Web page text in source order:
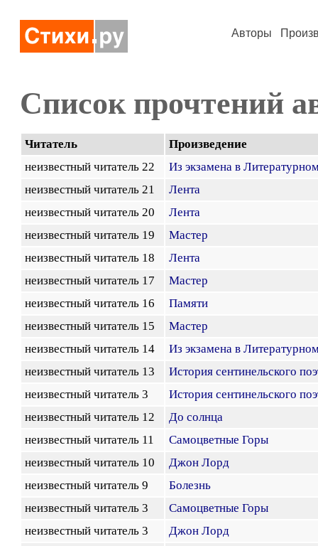
Авторы
Список прочтений
Читатель
Произведение
неизвестный читатель 22
Из экзамена в
неизвестный читатель 21
Лента
неизвестный читатель 20
Лента
неизвестный читатель 19
Мастер
неизвестный читатель 18
Лента
неизвестный читатель 17
Мастер
неизвестный читатель 16
Памяти
неизвестный читатель 15
Мастер
неизвестный читатель 14
Из экзамена в
неизвестный читатель 13
История сентинельского
неизвестный читатель 3
История сентинельского
неизвестный читатель 12
До солнца
неизвестный читатель 11
Самоцветные Горы
неизвестный читатель 10
Джон Лорд
неизвестный читатель 9
Болезнь
неизвестный читатель 3
Самоцветные Горы
неизвестный читатель 3
Джон Лорд